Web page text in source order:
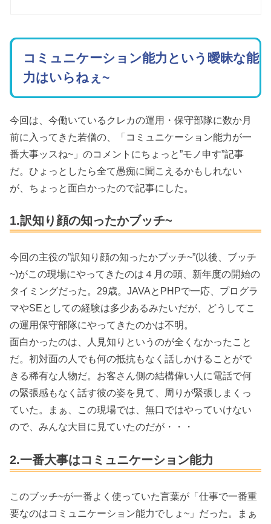
コミュニケーション能力という曖昧な能
力はいらねぇ~
今回は、今働いているクレカの運用・保守部隊に数か月
前に入ってきた若僧の、「コミュニケーション能力が一
番大事ッスね~」のコメントにちょっと”モノ申す”記事
だ。ひょっとしたら全て愚痴に聞こえるかもしれない
が、ちょっと面白かったので記事にした。
1.訳知り顔の知ったかブッチ~
今回の主役の”訳知り顔の知ったかブッチ~”(以後、ブッチ
~)がこの現場にやってきたのは４月の頭、新年度の開始の
タイミングだった。29歳。JAVAとPHPで一応、プログラ
マやSEとしての経験は多少あるみたいだが、どうしてこ
の運用保守部隊にやってきたのかは不明。
面白かったのは、人見知りというのが全くなかったこと
だ。初対面の人でも何の抵抗もなく話しかけることがで
きる稀有な人物だ。お客さん側の結構偉い人に電話で何
の緊張感もなく話す彼の姿を見て、周りが緊張しまくっ
ていた。まぁ、この現場では、無口ではやっていけない
ので、みんな大目に見ていたのだが・・・
2.一番大事はコミュニケーション能力
このブッチ~が一番よく使っていた言葉が「仕事で一番重
要なのはコミュニケーション能力でしょ~」だった。まぁ